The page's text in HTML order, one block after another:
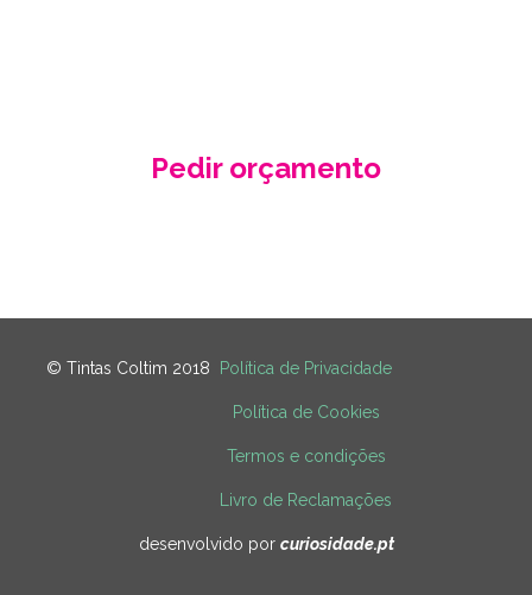
Pedir orçamento
© Tintas Coltim 2018 Política de Privacidade
Política de Cookies
Termos e condições
Livro de Reclamações
desenvolvido por curiosidade.pt